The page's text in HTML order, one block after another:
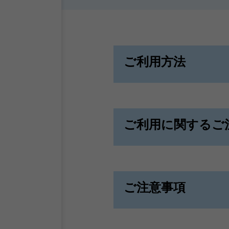
ご利用方法
ご利用に関するご
ご注意事項